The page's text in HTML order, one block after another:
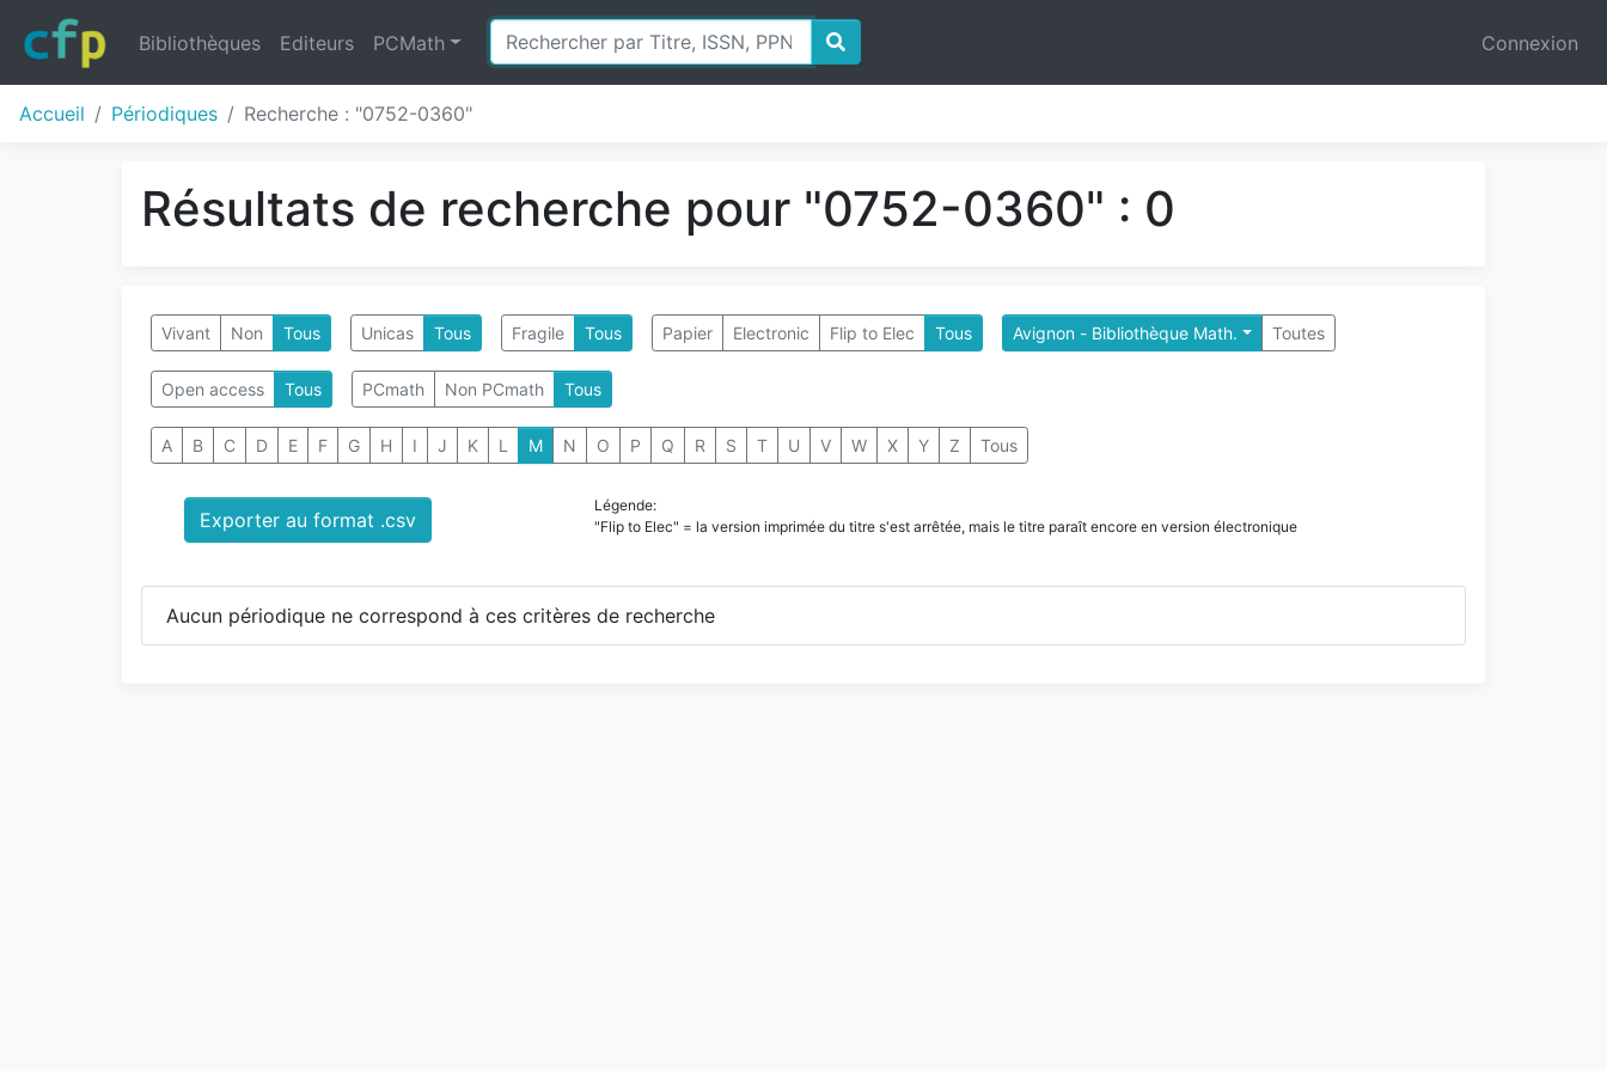
Bibliothèques Editeurs PCMath Connexion
Accueil Périodiques Recherche : "0752-0360"
Résultats de recherche pour "0752-0360" : 0
Vivant Non Tous Unicas Tous Fragile Tous Papier Electronic Flip to Elec Tous Avignon - Bibliothèque Math. Toutes
Open access Tous PCmath Non PCmath Tous
A B C D E F G H I J K L M N O P Q R S T U V W X Y Z Tous
Exporter au format .csv
Légende:
"Flip to Elec" = la version imprimée du titre s'est arrêtée, mais le titre paraît encore en version électronique
Aucun périodique ne correspond à ces critères de recherche